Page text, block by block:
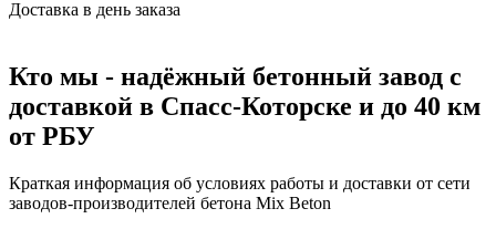
Доставка в день заказа
Кто мы - надёжный бетонный завод с
доставкой в Спасс-Которске и до 40 км
от РБУ
Краткая информация об условиях работы и доставки от сети
заводов-производителей бетона Mix Beton